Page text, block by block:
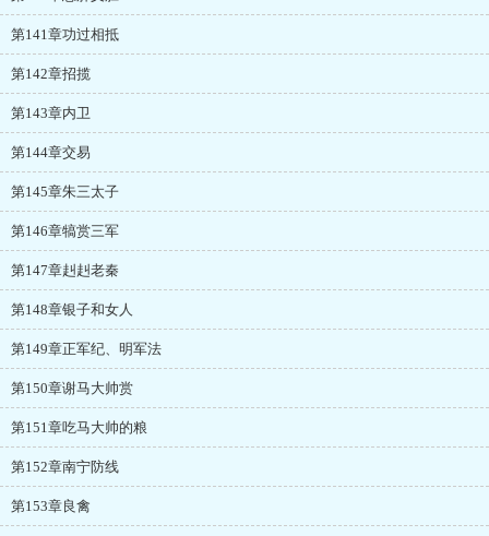
第141章功过相抵
第142章招揽
第143章内卫
第144章交易
第145章朱三太子
第146章犒赏三军
第147章赳赳老秦
第148章银子和女人
第149章正军纪、明军法
第150章谢马大帅赏
第151章吃马大帅的粮
第152章南宁防线
第153章良禽